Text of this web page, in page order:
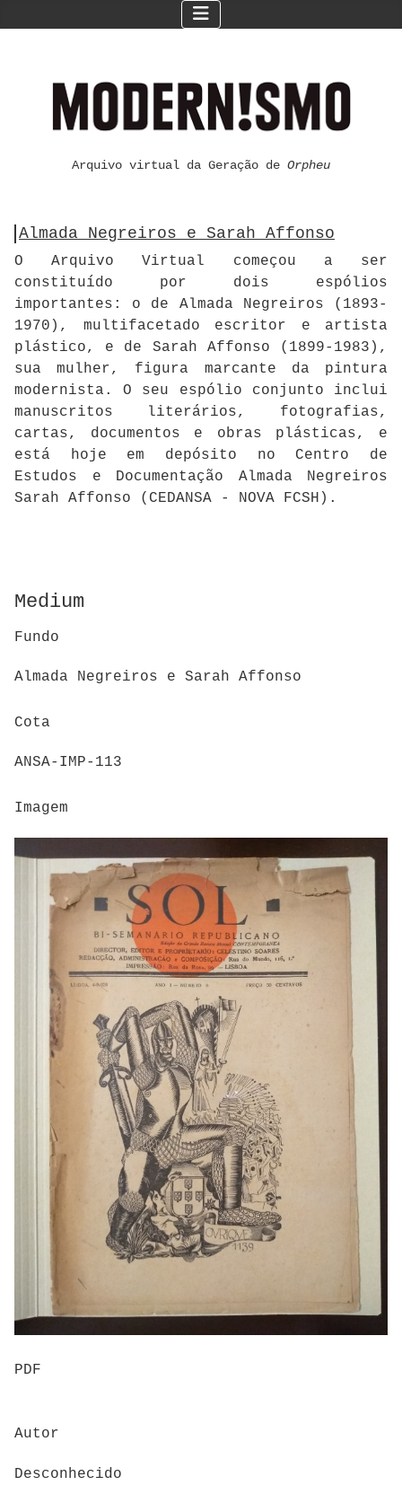
Arquivo virtual da Geração de Orpheu
Almada Negreiros e Sarah Affonso
O Arquivo Virtual começou a ser
constituído por dois espólios
importantes: o de Almada Negreiros (1893-
1970), multifacetado escritor e artista
plástico, e de Sarah Affonso (1899-1983),
sua mulher, figura marcante da pintura
modernista. O seu espólio conjunto inclui
manuscritos literários, fotografias,
cartas, documentos e obras plásticas, e
está hoje em depósito no Centro de
Estudos e Documentação Almada Negreiros
Sarah Affonso (CEDANSA - NOVA FCSH).
Medium
Fundo
Almada Negreiros e Sarah Affonso
Cota
ANSA-IMP-113
Imagem
PDF
Autor
Desconhecido